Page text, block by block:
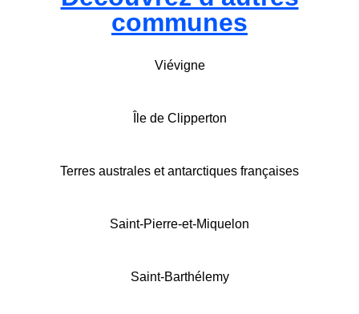
communes
Viévigne
Île de Clipperton
Terres australes et antarctiques françaises
Saint-Pierre-et-Miquelon
Saint-Barthélemy